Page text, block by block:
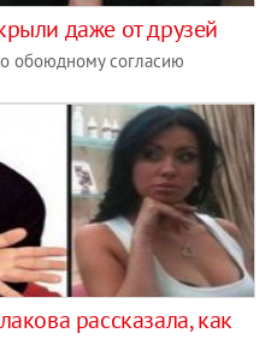
даже от друзей
обоюдному согласию
рассказала, как